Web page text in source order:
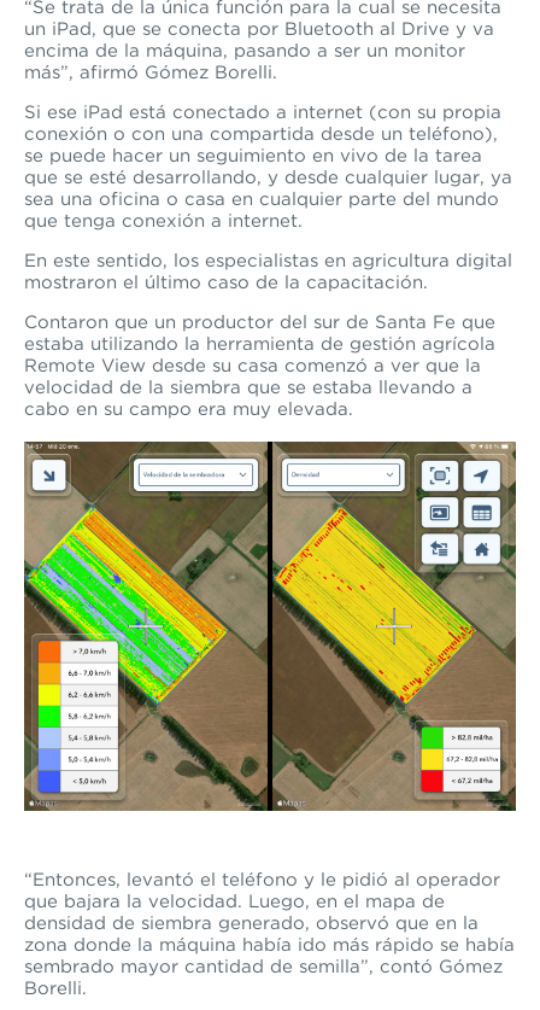
“Se trata de la única función para la cual se necesita
un iPad, que se conecta por Bluetooth al Drive y va
encima de la máquina, pasando a ser un monitor
más”, afirmó Gómez Borelli.
Si ese iPad está conectado a internet (con su propia
conexión o con una compartida desde un teléfono),
se puede hacer un seguimiento en vivo de la tarea
que se esté desarrollando, y desde cualquier lugar, ya
sea una oficina o casa en cualquier parte del mundo
que tenga conexión a internet.
En este sentido, los especialistas en agricultura digital
mostraron el último caso de la capacitación.
Contaron que un productor del sur de Santa Fe que
estaba utilizando la herramienta de gestión agrícola
Remote View desde su casa comenzó a ver que la
velocidad de la siembra que se estaba llevando a
cabo en su campo era muy elevada.
“Entonces, levantó el teléfono y le pidió al operador
que bajara la velocidad. Luego, en el mapa de
densidad de siembra generado, observó que en la
zona donde la máquina había ido más rápido se había
sembrado mayor cantidad de semilla”, contó Gómez
Borelli.